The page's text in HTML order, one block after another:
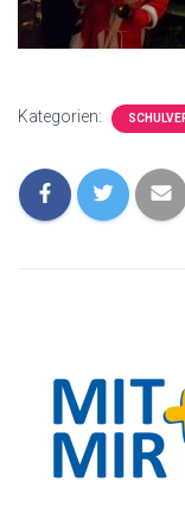
Kategorien: